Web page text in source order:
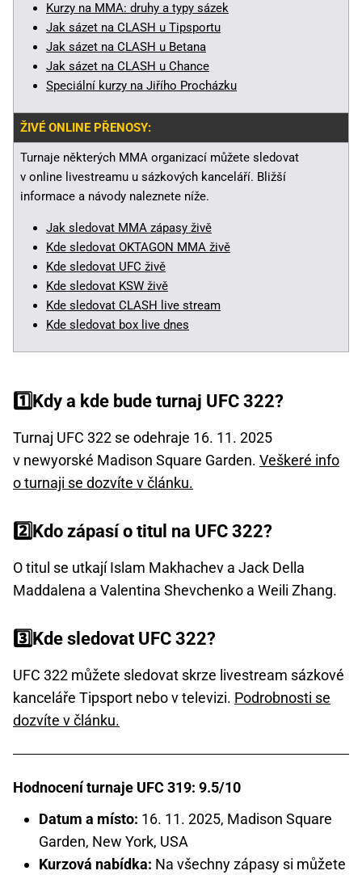
Kurzy na MMA: druhy a typy sázek
Jak sázet na CLASH u Tipsportu
Jak sázet na CLASH u Betana
Jak sázet na CLASH u Chance
Speciální kurzy na Jiřího Procházku
ŽIVÉ ONLINE PŘENOSY:
Turnaje některých MMA organizací můžete sledovat
v online livestreamu u sázkových kanceláří. Bližší
informace a návody naleznete níže.
Jak sledovat MMA zápasy živě
Kde sledovat OKTAGON MMA živě
Kde sledovat UFC živě
Kde sledovat KSW živě
Kde sledovat CLASH live stream
Kde sledovat box live dnes
1️⃣Kdy a kde bude turnaj UFC 322?
Turnaj UFC 322 se odehraje 16. 11. 2025
v newyorské Madison Square Garden. Veškeré info
o turnaji se dozvíte v článku.
2️⃣Kdo zápasí o titul na UFC 322?
O titul se utkají Islam Makhachev a Jack Della
Maddalena a Valentina Shevchenko a Weili Zhang.
3️⃣Kde sledovat UFC 322?
UFC 322 můžete sledovat skrze livestream sázkové
kanceláře Tipsport nebo v televizi. Podrobnosti se
dozvíte v článku.
Hodnocení turnaje UFC 319: 9.5/10
Datum a místo: 16. 11. 2025, Madison Square
Garden, New York, USA
Kurzová nabídka: Na všechny zápasy si můžete